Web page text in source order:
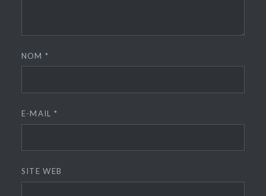
NOM*
E-MAIL *
SITE WEB